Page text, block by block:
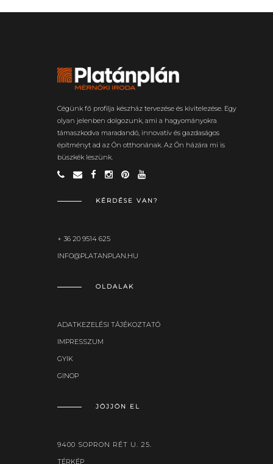
Cégünk fő profilja készház tervezése és kivitelezése. Egy
olyan jelenben dolgozunk, ami a hagyományokra
támaszkodva maradandó, innovatív és gazdaságos
építményt ad az Ön otthonának. Az Ön házára mi is
büszkék leszünk.
KÉRDÉSE VAN?
+ 36 20 9514 625
INFO@PLATANPLAN.HU
OLDALAK
ADATKEZELÉSI TÁJÉKOZTATÓ
IMPRESSZUM
GYIK
GINOP
JÖJJÖN EL
9400 SOPRON RÉT U. 25.
TÉRKÉP